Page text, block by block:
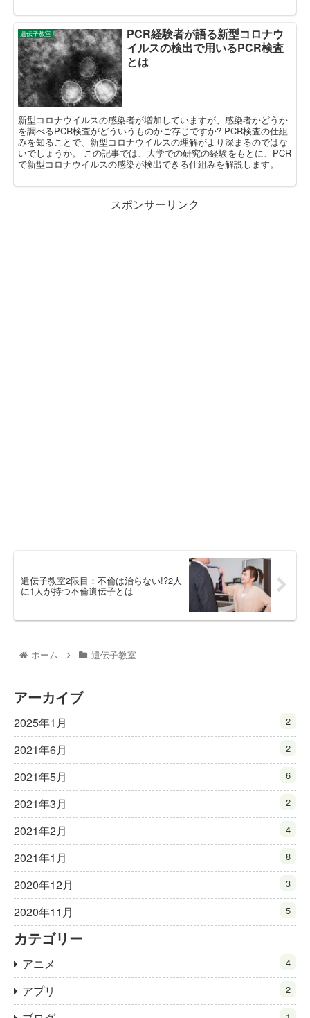
遺伝子教室
PCR経験者が語る新型コロナウ
イルスの検出で用いるPCR検査
とは
新型コロナウイルスの感染者が増加していますが、感染者かどうか
を調べるPCR検査がどういうものかご存じですか? PCR検査の仕組
みを知ることで、新型コロナウイルスの理解がより深まるのではな
いでしょうか。 この記事では、大学での研究の経験をもとに、PCR
で新型コロナウイルスの感染が検出できる仕組みを解説します。
スポンサーリンク
遺伝子教室2限目：不倫は治らない!?2人
に1人が持つ不倫遺伝子とは
ホーム 遺伝子教室
アーカイブ
2025年1月 2
2021年6月 2
2021年5月 6
2021年3月 2
2021年2月 4
2021年1月 8
2020年12月 3
2020年11月 5
カテゴリー
アニメ 4
アプリ 2